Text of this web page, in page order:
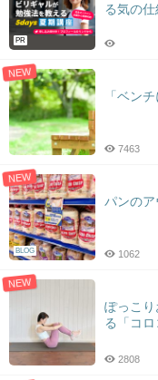
PR
る気の
NEW
「ベン
7463
NEW
BLOG
パンのア
1062
NEW
ぽっこ
る「コロ
2808